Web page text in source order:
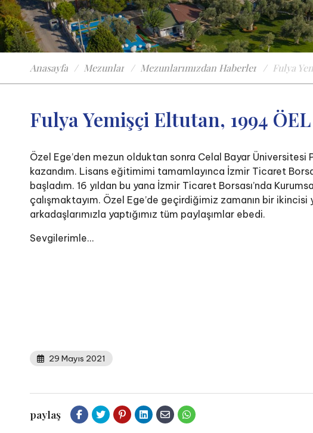
Anasayfa Mezunlar Mezunlarımızdan Haberler Fulya
Fulya Yemişçi Eltutan, 1994
Özel Ege’den mezun olduktan sonra Celal Bayar Üniversitesi
kazandım. Lisans eğitimimi tamamlayınca İzmir Ticaret
başladım. 16 yıldan bu yana İzmir Ticaret Borsası’nda
çalışmaktayım. Özel Ege’de geçirdiğimiz zamanın bir
arkadaşlarımızla yaptığımız tüm paylaşımlar ebedi.
Sevgilerimle...
29 Mayıs 2021
paylaş